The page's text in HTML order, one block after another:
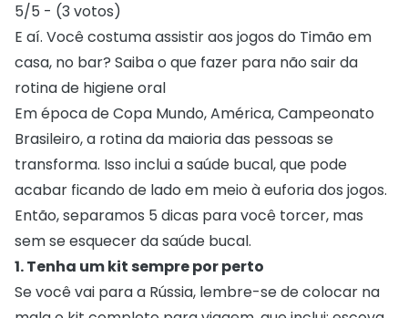
5/5 - (3 votos)
E aí. Você costuma assistir aos jogos do Timão em
casa, no bar? Saiba o que fazer para não sair da
rotina de higiene oral
Em época de Copa Mundo, América, Campeonato
Brasileiro, a rotina da maioria das pessoas se
transforma. Isso inclui a saúde bucal, que pode
acabar ficando de lado em meio à euforia dos jogos.
Então, separamos 5 dicas para você torcer, mas
sem se esquecer da saúde bucal.
1. Tenha um kit sempre por perto
Se você vai para a Rússia, lembre-se de colocar na